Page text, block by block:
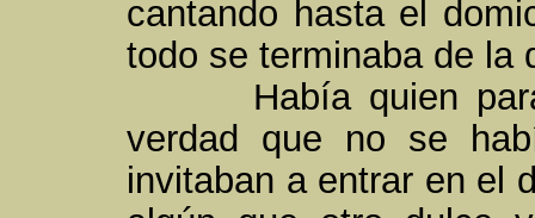
cantando hasta el
todo se terminaba de la
Había quien para
verdad que no se
invitaban a entrar en el